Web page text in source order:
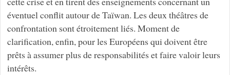
éventuel conflit autour de Taïwan. Les deux théâtres de
confrontation sont étroitement liés. Moment de
clarification, enfin, pour les Européens qui doivent être
prêts à assumer plus de responsabilités et faire valoir leurs
intérêts.